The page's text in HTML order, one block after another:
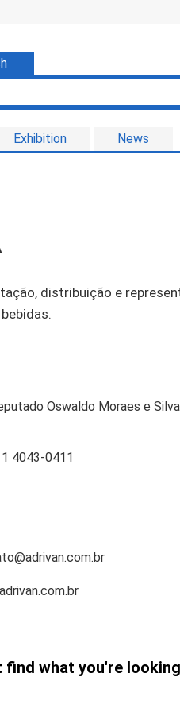
Exhibition News
distribuição e
Oswaldo Moraes e
4043-0411
find what you're